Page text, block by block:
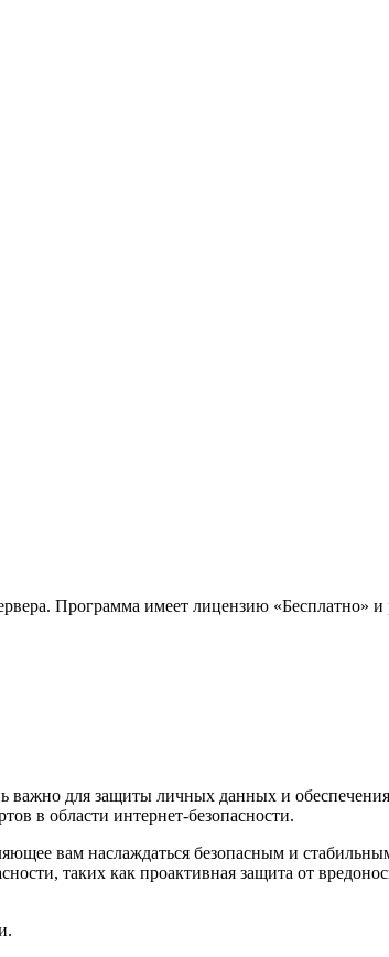
Программа имеет лицензию «Бесплатно»
важно для защиты личных данных и
в области интернет-безопасности.
вам наслаждаться безопасным и
таких как проактивная защита от